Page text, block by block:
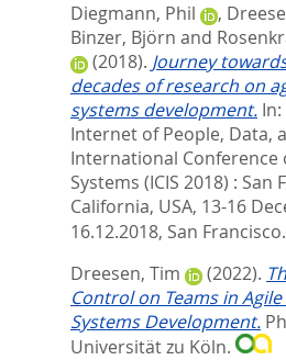
Diegmann, Phil
,
Binzer, Björn and
(2018). Journey
decades of research on
systems development.
Internet of People, Data,
International
Systems (ICIS 2018) : San
California, USA, 13-16
16.12.2018, San
Dreesen, Tim
(2022).
Control on Teams in
Systems Development.
Universität zu Köln.